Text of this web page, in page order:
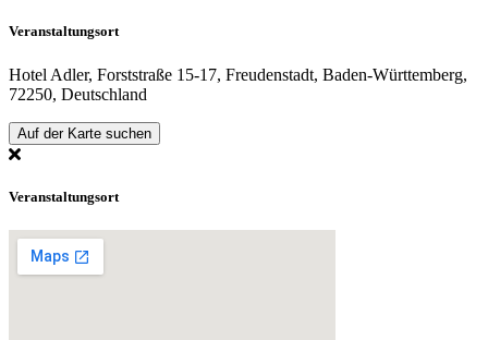
Veranstaltungsort
Hotel Adler, Forststraße 15-17, Freudenstadt, Baden-Württemberg,
72250, Deutschland
Auf der Karte suchen
Veranstaltungsort